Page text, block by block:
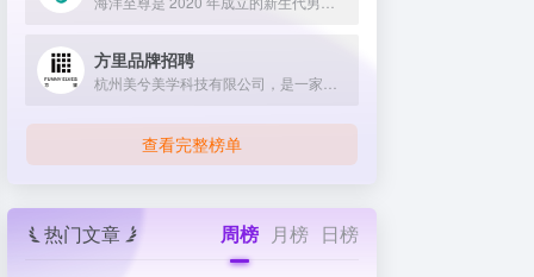
方里品牌招聘
查看完整榜单
热门文章 周榜 月榜 日榜